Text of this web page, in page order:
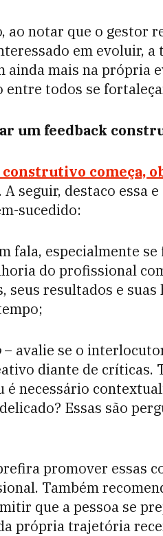
ao notar que o gestor
em evoluir,
ainda mais na própria
entre todos se
um feedback
começa,
. A seguir, destaco essa
sucedido:
fala, especialmente
do profissional
seus resultados e
– avalie se o
diante de críticas.
é necessário
Essas são
promover essas
Também
que a pessoa se
própria trajetória